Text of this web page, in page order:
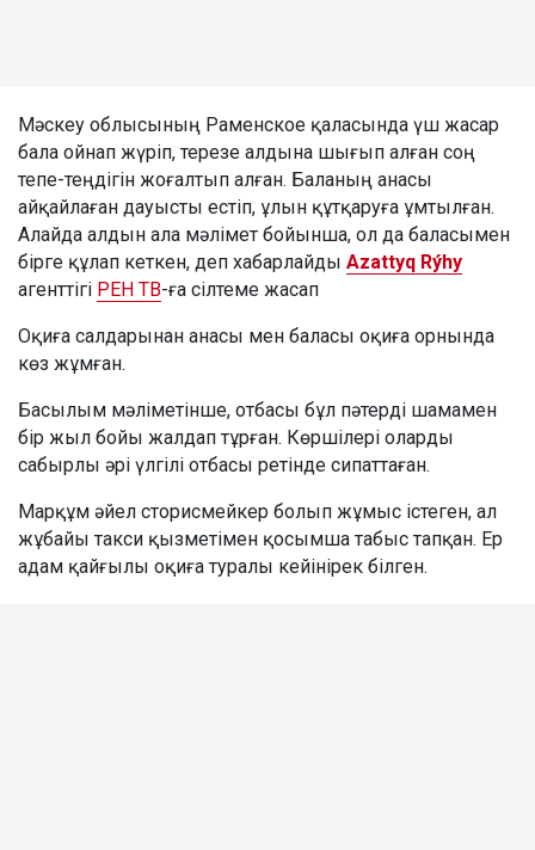
Мәскеу облысының Раменское қаласында үш жасар
бала ойнап жүріп, терезе алдына шығып алған соң
тепе-теңдігін жоғалтып алған. Баланың анасы
айқайлаған дауысты естіп, ұлын құтқаруға ұмтылған.
Алайда алдын ала мәлімет бойынша, ол да баласымен
бірге құлап кеткен, деп хабарлайды Azattyq Rýhy
агенттігі РЕН ТВ-ға сілтеме жасап
Оқиға салдарынан анасы мен баласы оқиға орнында
көз жұмған.
Басылым мәліметінше, отбасы бұл пәтерді шамамен
бір жыл бойы жалдап тұрған. Көршілері оларды
сабырлы әрі үлгілі отбасы ретінде сипаттаған.
Марқұм әйел сторисмейкер болып жұмыс істеген, ал
жұбайы такси қызметімен қосымша табыс тапқан. Ер
адам қайғылы оқиға туралы кейінірек білген.